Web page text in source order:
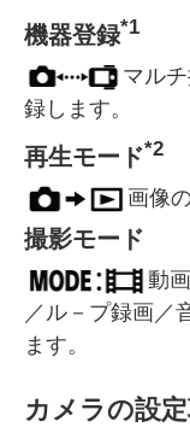
機器登録*1
マル
録します。
再生モード*2
画像
撮影モード
動
／ル－プ録画／
ます。
カメラの設定